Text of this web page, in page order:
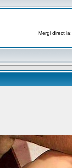
Mergi direct la: